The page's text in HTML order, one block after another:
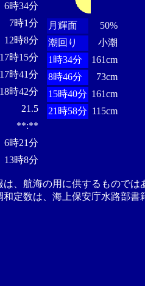
6時34分
7時1分
12時8分
17時15分
17時41分
18時42分
21.5
**:**
6時21分
13時8分
月輝面
50%
潮回り
小潮
1時34分
161cm
8時46分
73cm
15時40分 161cm
21時58分 115cm
は、航海の用に供するもので
和定数は、海上保安庁水路部書